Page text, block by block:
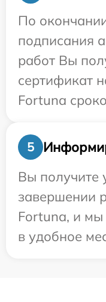
По
подписания
работ Вы
сертификат
Fortuna
5
Вы получите
завершении
Fortuna, и мы
в удобное